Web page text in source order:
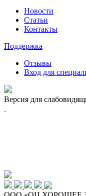
Новости
Статьи
Контакты
Поддержка
Отзывы
Вход для
Версия для